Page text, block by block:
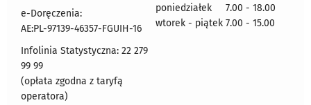
e-Doręczenia:
AE:PL-97139-46357-FGUIH-16
Infolinia Statystyczna: 22 279
99 99
(opłata zgodna z taryfą
operatora)
poniedziałek 7.00 - 18.00
wtorek - piątek 7.00 - 15.00